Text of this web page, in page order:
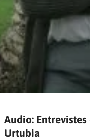
Audio:
Urtubia